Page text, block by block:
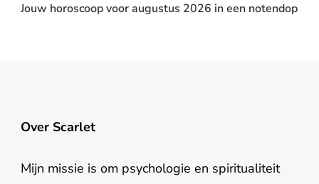
Jouw horoscoop voor augustus 2026 in een notendop
Over Scarlet
Mijn missie is om psychologie en spiritualiteit